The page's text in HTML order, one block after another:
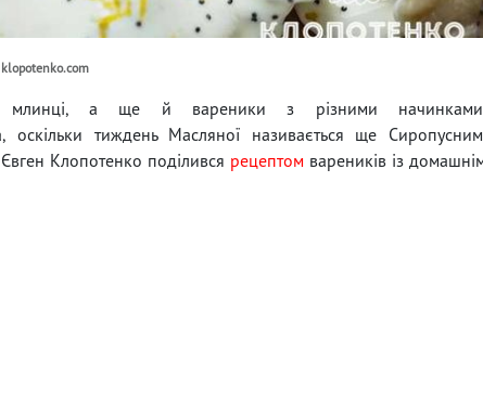
млинці, а ще й вареники з різними
оскільки тиждень Масляної називається ще
Клопотенко поділився рецептом вареників із